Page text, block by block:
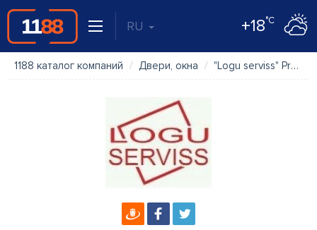
RU +18°C
1188 каталог компаний Двери, окна "Logu serviss" Preiļos